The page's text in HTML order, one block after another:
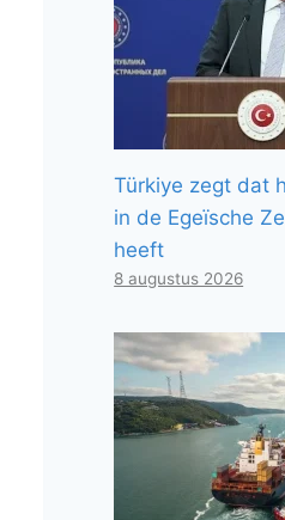
Türkiye zegt dat
in de Egeïsche
heeft
8 augustus 2026